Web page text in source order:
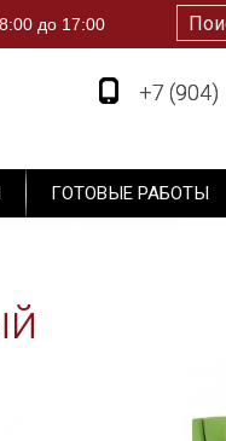
до 17:00
+7 (904)
+7 (904)
ГОТОВЫЕ РАБОТЫ